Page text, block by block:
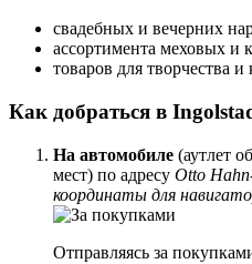
свадебных и вечерних
ассортимента меховых и
товаров для творчества и
Как добраться в
На автомобиле (аутлет
мест) по адресу Otto
координаты для
Отправляясь за